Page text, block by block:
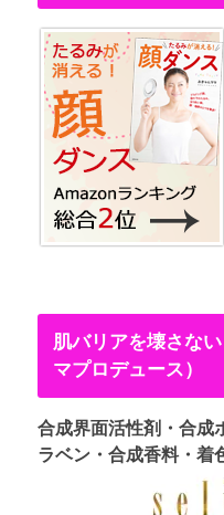
肌バリアを壊さな
マプロデュース）
合成界面活性剤・合成
ラベン・合成香料・着